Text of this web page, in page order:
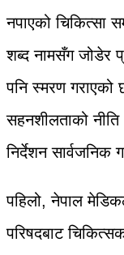
नपाएको चिकित्सा
शब्द नामसँग जोडेर
पनि स्मरण
सहनशीलताको
निर्देशन सार्वजनिक
पहिलो, नेपाल
परिषदबाट